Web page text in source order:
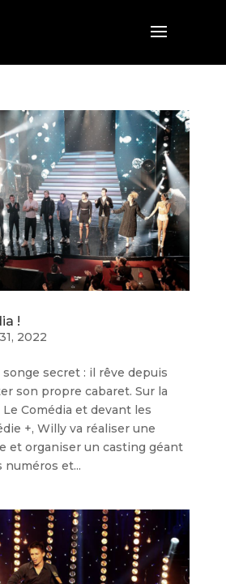
!
2022
secret : il rêve depuis
son propre cabaret. Sur la
Comédia et devant les
+, Willy va réaliser une
et organiser un casting géant
numéros et...